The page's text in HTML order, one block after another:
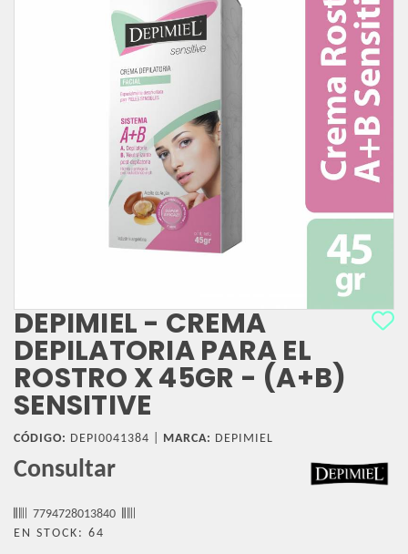
DEPIMIEL - CREMA
DEPILATORIA PARA EL
ROSTRO X 45GR - (A+B)
SENSITIVE
CÓDIGO: DEPI0041384 | MARCA: DEPIMIEL
Consultar
7794728013840
EN STOCK: 64